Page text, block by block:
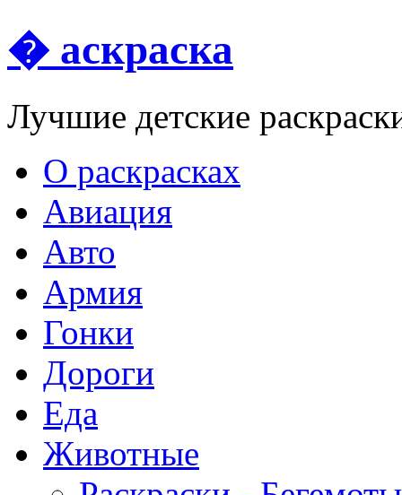
� аскраска
Лучшие детские
О раскрасках
Авиация
Авто
Армия
Гонки
Дороги
Еда
Животныe